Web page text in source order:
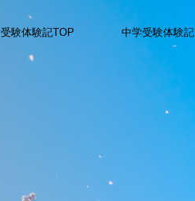
受験体験記TOP 中学受験体験記